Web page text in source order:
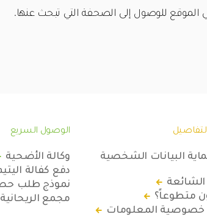
للوصول إلى الصحفة التي تبحث عنها.
البيانات الشخصية
الشائعة
متطوعاً؟
المعلومات
الوصول السريع
وكالة الأضحية
دفع كفالة
نموذج طلب
مجمع